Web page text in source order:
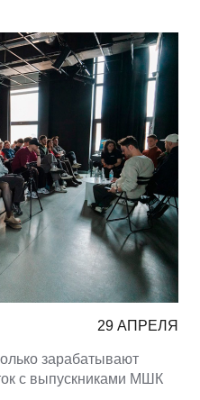
29 АПРЕЛЯ
зарабатывают
с выпускниками МШК